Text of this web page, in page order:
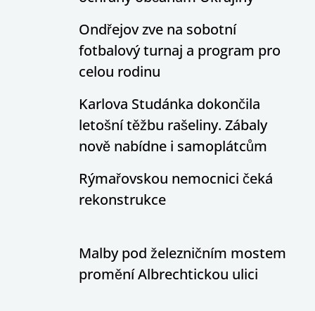
Ondřejov zve na sobotní
fotbalový turnaj a program pro
celou rodinu
Karlova Studánka dokončila
letošní těžbu rašeliny. Zábaly
nově nabídne i samoplátcům
Rýmařovskou nemocnici čeká
rekonstrukce
Malby pod železničním mostem
promění Albrechtickou ulici